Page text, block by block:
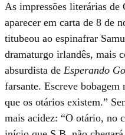
As impressões literárias
aparecer em carta de 8 de
titubeou ao espinafrar
dramaturgo irlandês, mais
absurdista de Esperando
farsante. Escreve
que os otários existem.”
mais acidez: “O otário, no